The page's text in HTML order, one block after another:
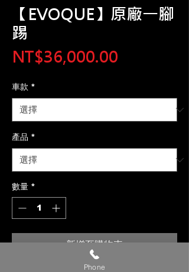
【EVOQUE】原廠一腳
踢
NT$36,000.00
車款 *
產品 *
數量 *
新增至購物車
Phone